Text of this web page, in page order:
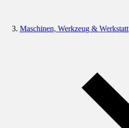
Maschinen, Werkzeug & Werkstatt